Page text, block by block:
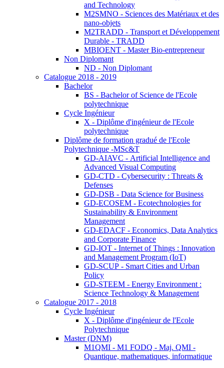
and Technology
M2SMNO - Sciences des Matériaux et des
nano-objets
M2TRADD - Transport et Développement
Durable - TRADD
MBIOENT - Master Bio-entrepreneur
Non Diplomant
ND - Non Diplomant
Catalogue 2018 - 2019
Bachelor
BS - Bachelor of Science de l'Ecole
polytechnique
Cycle Ingénieur
X - Diplôme d'ingénieur de l'Ecole
polytechnique
Diplôme de formation gradué de l'Ecole
Polytechnique -MSc&T
GD-AIAVC - Artificial Intelligence and
Advanced Visual Computing
GD-CTD - Cybersecurity : Threats &
Defenses
GD-DSB - Data Science for Business
GD-ECOSEM - Ecotechnologies for
Sustainability & Environment
Management
GD-EDACF - Economics, Data Analytics
and Corporate Finance
GD-IOT - Internet of Things : Innovation
and Management Program (IoT)
GD-SCUP - Smart Cities and Urban
Policy
GD-STEEM - Energy Environment :
Science Technology & Management
Catalogue 2017 - 2018
Cycle Ingénieur
X - Diplôme d'ingénieur de l'Ecole
Polytechnique
Master (DNM)
M1QMI - M1 FODQ - Maj. QMI -
Quantique, mathematiques, informatique